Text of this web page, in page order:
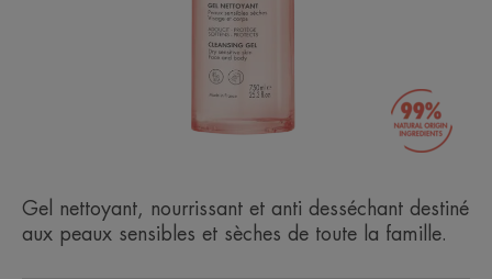
Gel nettoyant, nourrissant et anti desséchant destiné
aux peaux sensibles et sèches de toute la famille.